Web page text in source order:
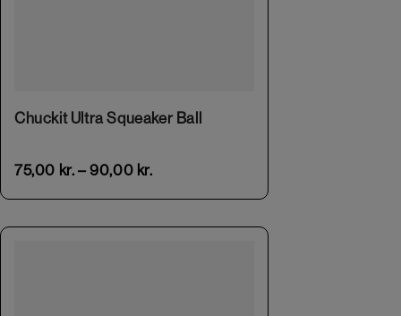
Chuckit Ultra Squeaker Ball
75,00 kr.–90,00 kr.